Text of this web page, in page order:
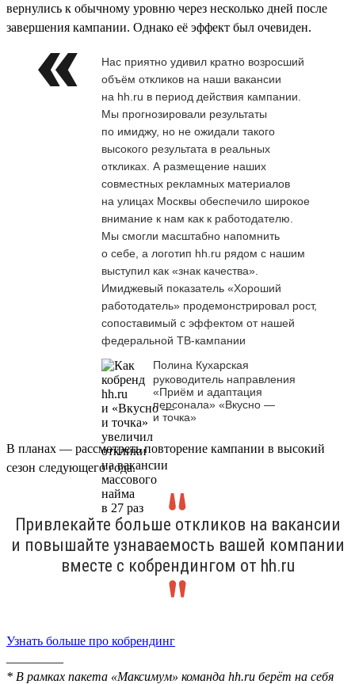
вернулись к обычному уровню через несколько дней после
завершения кампании. Однако её эффект был очевиден.
Нас приятно удивил кратно возросший
объём откликов на наши вакансии
на hh.ru в период действия кампании.
Мы прогнозировали результаты
по имиджу, но не ожидали такого
высокого результата в реальных
откликах. А размещение наших
совместных рекламных материалов
на улицах Москвы обеспечило широкое
внимание к нам как к работодателю.
Мы смогли масштабно напомнить
о себе, а логотип hh.ru рядом с нашим
выступил как «знак качества».
Имиджевый показатель «Хороший
работодатель» продемонстрировал рост,
сопоставимый с эффектом от нашей
федеральной ТВ-кампании
Полина Кухарская
руководитель направления
«Приём и адаптация
персонала» «Вкусно —
и точка»
В планах — рассмотреть повторение кампании в высокий
сезон следующего года.
Привлекайте больше откликов на вакансии
и повышайте узнаваемость вашей компании
вместе с кобрендингом от hh.ru
Узнать больше про кобрендинг
* В рамках пакета «Максимум» команда hh.ru берёт на себя